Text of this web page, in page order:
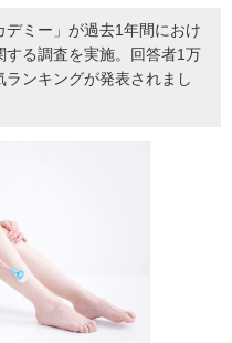
デミー」が過去1年間におけ
する調査を実施。回答者1万
ランキングが発表されまし